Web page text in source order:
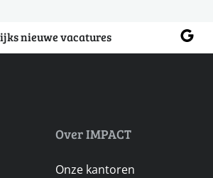
nieuwe vacatures
Over IMPACT
Onze kantoren